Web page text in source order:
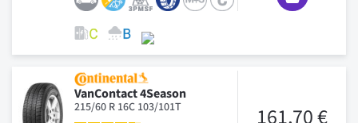
VanContact 4Season
215/60 R 16C 103/101T 161,70 €